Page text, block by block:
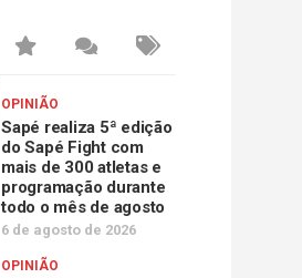
OPINIÃO
Sapé realiza 5ª edição
do Sapé Fight com
mais de 300 atletas e
programação durante
todo o mês de agosto
6 de agosto de 2026
OPINIÃO